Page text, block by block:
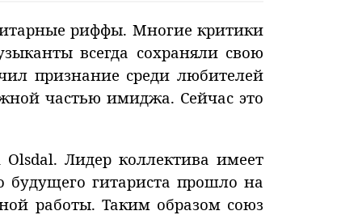
риффы. Многие критики
всегда сохраняли свою
признание среди любителей
частью имиджа. Сейчас это
Лидер коллектива имеет
будущего гитариста прошло на
работы. Таким образом союз